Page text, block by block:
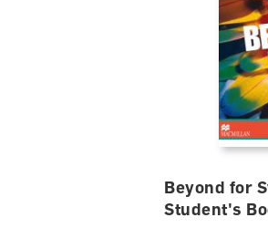
Beyond for
Student's